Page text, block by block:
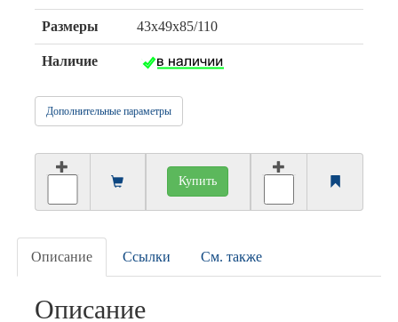
Размеры 43x49x85/110
Наличие
Дополнительные параметры
Купить
Описание Ссылки См. также
Описание